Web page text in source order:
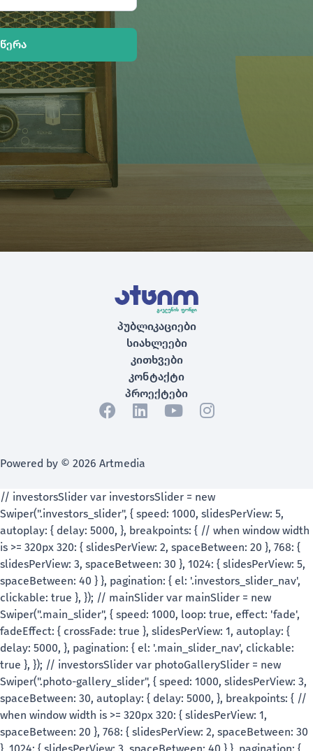
პუბლიკაციები
სიახლეები
კითხვები
კონტაქტი
პროექტები
Powered by © 2026 Artmedia